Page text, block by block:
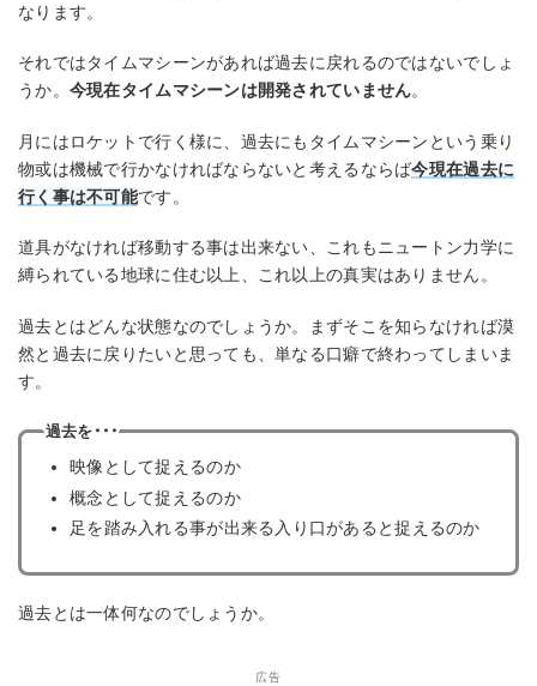
なります。
それではタイムマシーンがあれば過去に戻れるのではないでしょ
うか。 今現在タイムマシーンは開発されていません。
月にはロケットで行く様に、過去にもタイムマシーンという乗り
物或は機械で行かなければならないと考えるならば今現在過去に
行く事は不可能です。
道具がなければ移動する事は出来ない、これもニュートン力学に
縛られている地球に住む以上、これ以上の真実はありません。
過去とはどんな状態なのでしょうか。まずそこを知らなければ漠
然と過去に戻りたいと思っても、単なる口癖で終わってしまいま
す。
過去を･･･
映像として捉えるのか
概念として捉えるのか
足を踏み入れる事が出来る入り口があると捉えるのか
過去とは一体何なのでしょうか。
広告